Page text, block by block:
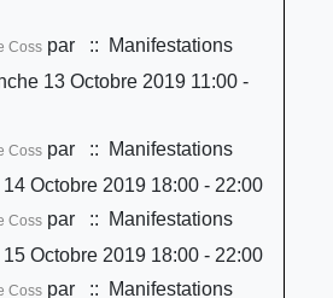
Cosspar
:: Manifestations
13 Octobre 2019 11:00 -
Cosspar
:: Manifestations
14 Octobre 2019 18:00 - 22:00
Cosspar
:: Manifestations
15 Octobre 2019 18:00 - 22:00
Cosspar
:: Manifestations